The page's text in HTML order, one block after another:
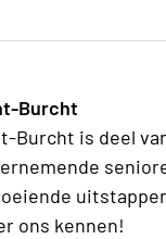
Burcht
Burcht is deel
ons kennen!